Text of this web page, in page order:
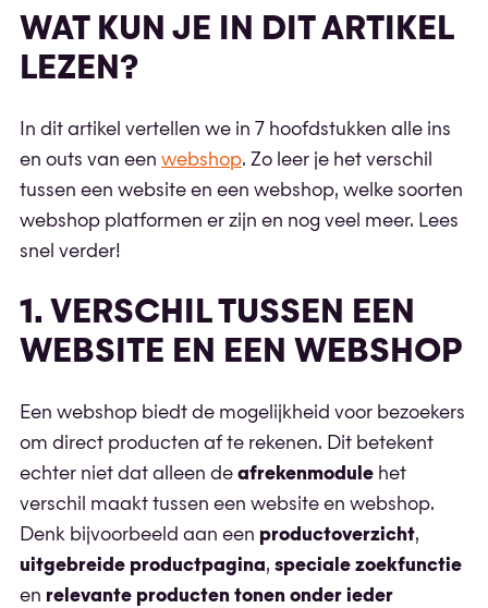
WAT KUN JE IN DIT ARTIKEL
LEZEN?
In dit artikel vertellen we in 7 hoofdstukken alle ins
en outs van een webshop. Zo leer je het verschil
tussen een website en een webshop, welke soorten
webshop platformen er zijn en nog veel meer. Lees
snel verder!
1. VERSCHIL TUSSEN EEN
WEBSITE EN EEN WEBSHOP
Een webshop biedt de mogelijkheid voor bezoekers
om direct producten af te rekenen. Dit betekent
echter niet dat alleen de afrekenmodule het
verschil maakt tussen een website en webshop.
Denk bijvoorbeeld aan een productoverzicht,
uitgebreide productpagina, speciale zoekfunctie
en relevante producten tonen onder ieder